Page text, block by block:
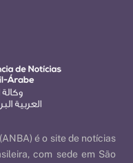
é o site de notícias
com sede em São